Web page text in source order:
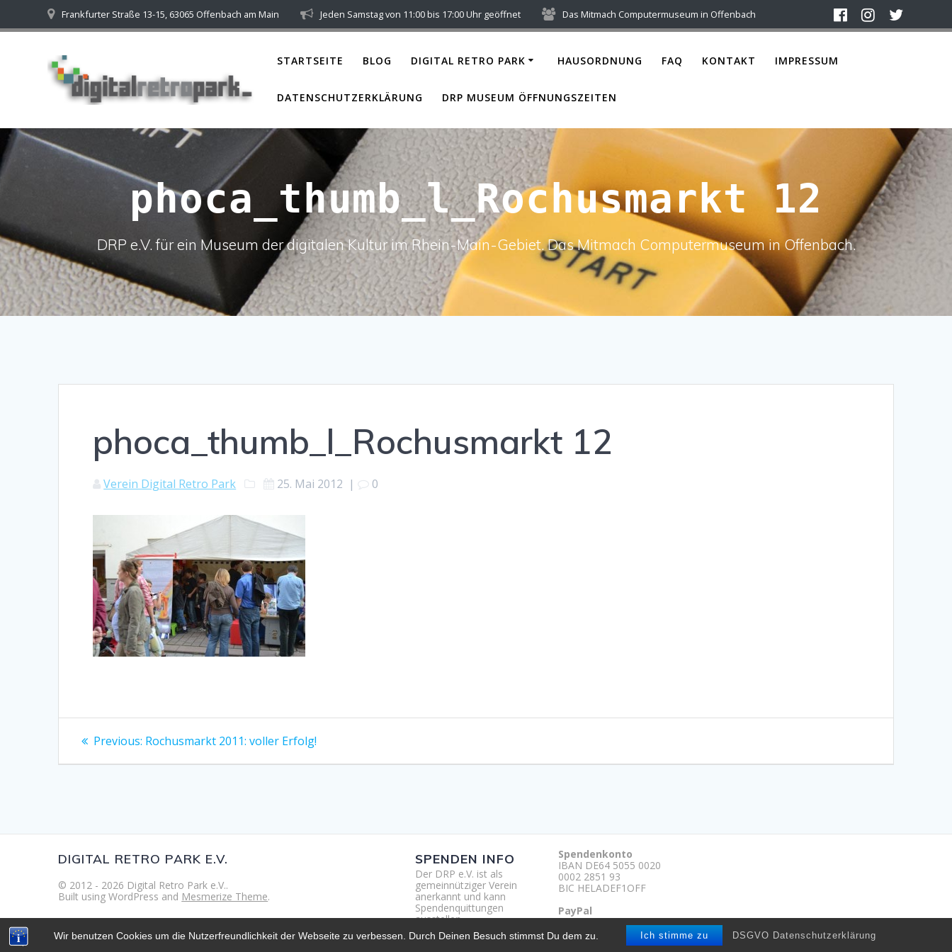
Wir benutzen Cookies um die Nutzerfreundlichkeit der Webseite zu verbessen. Durch Deinen Besuch stimmst Du dem zu. Ich stimme zu DSGVO Datenschutzerklärung
to
Frankfurter Straße 13-15, 63065 Offenbach am Main Jeden Samstag von 11:00 bis 17:00 Uhr geöffnet Das Mitmach Computermuseum in Offenbach
STARTSEITE BLOG DIGITAL RETRO PARK HAUSORDNUNG FAQ KONTAKT IMPRESSUM
DATENSCHUTZERKLÄRUNG DRP MUSEUM ÖFFNUNGSZEITEN
phoca_thumb_l_Rochusmarkt 12
DRP e.V. für ein Museum der digitalen Kultur im Rhein-Main-Gebiet. Das Mitmach Computermuseum in Offenbach.
phoca_thumb_l_Rochusmarkt 12
Verein Digital Retro Park 25. Mai 2012 | 0
Beitragsnavigation
Previous: Previous
Rochusmarkt 2011: voller Erfolg!
DIGITAL RETRO PARK E.V.
© 2012 - 2026 Digital Retro Park e.V..
Built using WordPress and Mesmerize Theme.
SPENDEN INFO
Der DRP e.V. ist als
gemeinnütziger Verein
anerkannt und kann
Spendenquittungen
ausstellen.
Spendenkonto
IBAN DE64 5055 0020
0002 2851 93
BIC HELADEF1OFF
PayPal
http://paypal.me/drpmuse
um